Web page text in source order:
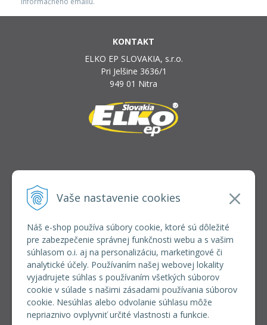
Vaše nastavenie cookies
Náš e-shop používa súbory cookie, ktoré sú dôležité
pre zabezpečenie správnej funkčnosti webu a s vašim
súhlasom o.i. aj na personalizáciu, marketingové či
analytické účely. Používaním našej webovej lokality
vyjadrujete súhlas s používaním všetkých súborov
cookie v súlade s našimi zásadami používania súborov
cookie. Nesúhlas alebo odvolanie súhlasu môže
nepriaznivo ovplyvniť určité vlastnosti a funkcie.
KONTAKT
ELKO EP SLOVAKIA, s.r.o.
Pri Jelšine 3636/1
949 01 Nitra
INFOLINKA
+421 37 6586 731
VŠETKO O NÁKUPE
REGISTRÁCIA VEĽKOOBCHOD
Formulár na odsúpenie od zmluvy
Doprava a platba
Všeobecné obchodné podmienky
Reklamačný poriadok